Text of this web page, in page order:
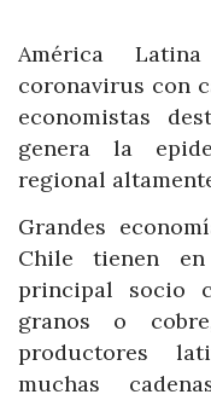
América
coronavirus con
economistas
genera la
regional
Grandes
Chile tienen
principal socio
granos o
productores
muchas